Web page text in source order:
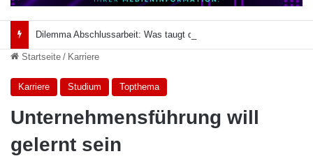
Startseite / Karriere
Karriere Studium Topthema
Unternehmensführung will
gelernt sein